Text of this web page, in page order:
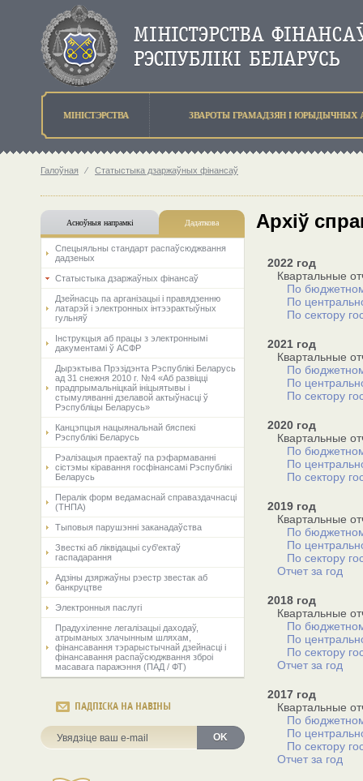
МIНIСТЭРСТВА ЗВАРОТЫ ГРАМАДЗЯН I ЮРЫДЫЧНЫХ
Галоўная ⁄ Статыстыка дзаржаўных фінансаў
Асноўныя напрамкi Дадаткова
Спецыяльны стандарт распаўсюджвання
дадзеных
Статыстыка дзаржаўных фінансаў
Дзейнасць па арганізацыі і правядзенню
латарэй і электронных інтээрактыўных
гульняў
Інструкцыя аб працы з электроннымі
дакументамі ў АСФР
Дырэктыва Прэзідэнта Рэспублікі Беларусь
ад 31 снежня 2010 г. №4 «Аб развіцці
прадпрымальніцкай ініцыятывы і
стымуляванні дзелавой актыўнасці ў
Рэспубліцы Беларусь»
Канцэпцыя нацыянальнай бяспекі
Рэспублікі Беларусь
Рэалiзацыя праектаў па рэфармаваннi
сiстэмы кiравання госфiнансамi Рэспублiкi
Беларусь
Пералік форм ведамаснай справаздачнасці
(ТНПА)
Тыповыя парушэнні заканадаўства
Звесткі аб ліквідацыі суб'ектаў
гаспадарання
Адзіны дзяржаўны рэестр звестак аб
банкруцтве
Электронныя паслугі
Прадухіленне легалізацыі даходаў,
атрыманых злачынным шляхам,
фінансавання тэрарыстычнай дзейнасці і
фінансавання распаўсюджвання зброі
масавага паражэння (ПАД / ФТ)
ПАДПІСКА НА НАВІНЫ
OK
Архiў
2022 год
Квартальные
По
По
По сектору
2021 год
Квартальные
По
По
По сектору
2020 год
Квартальные
По
По
По сектору
2019 год
Квартальные
По
По
По сектору
Отчет за год
2018 год
Квартальные
По
По
По сектору
Отчет за год
2017 год
Квартальные
По
По
По сектору
Отчет за год